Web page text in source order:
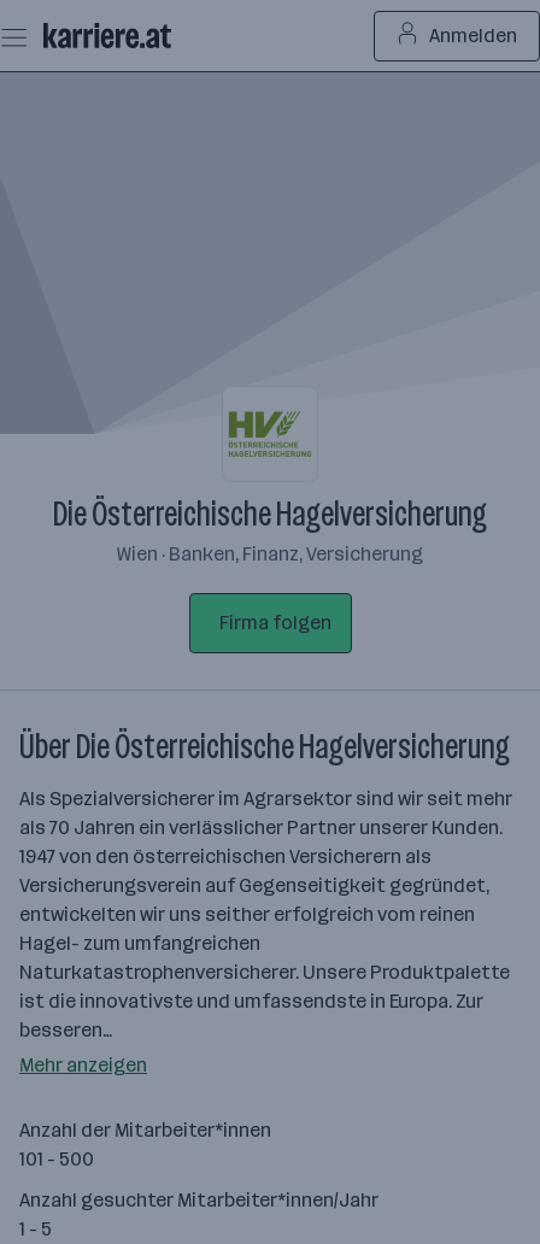
Seiteninhalt
springen
Anmelden
Die Österreichische Hagelversicherung
Wien · Banken, Finanz, Versicherung
Firma folgen
Über Die Österreichische Hagelversicherung
Als Spezialversicherer im Agrarsektor sind wir seit mehr
als 70 Jahren ein verlässlicher Partner unserer Kunden.
1947 von den österreichischen Versicherern als
Versicherungsverein auf Gegenseitigkeit gegründet,
entwickelten wir uns seither erfolgreich vom reinen
Hagel- zum umfangreichen
Naturkatastrophenversicherer. Unsere Produktpalette
ist die innovativste und umfassendste in Europa. Zur
besseren…
Mehr anzeigen
Anzahl der Mitarbeiter*innen
101 - 500
Anzahl gesuchter Mitarbeiter*innen/Jahr
1 - 5